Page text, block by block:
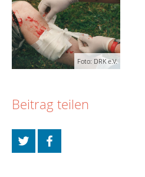
Foto: DRK e.V.
Beitrag teilen